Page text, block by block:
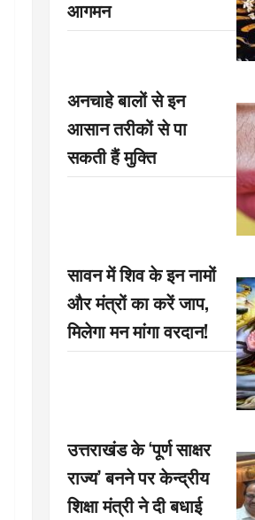
आगमन
अनचाहे बालों से इन
आसान तरीकों से पा
सकती हैं मुक्ति
सावन में शिव के इन नामों
और मंत्रों का करें जाप,
मिलेगा मन मांगा वरदान!
उत्तराखंड के ‘पूर्ण साक्षर
राज्य’ बनने पर केन्द्रीय
शिक्षा मंत्री ने दी बधाई